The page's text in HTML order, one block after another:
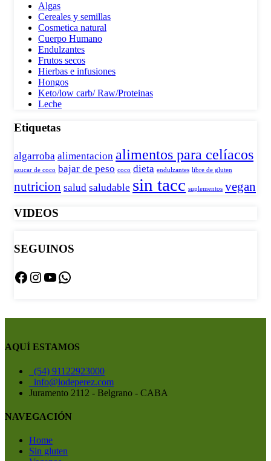
Algas
Cereales y semillas
Cosmetica natural
Cuerpo Humano
Endulzantes
Frutos secos
Hierbas e infusiones
Hongos
Keto/low carb/ Raw/Proteinas
Leche
Etiquetas
algarroba alimentacion alimentos para celíacos
azucar de coco bajar de peso coco dieta endulzantes libre de gluten
nutricion salud saludable sin tacc suplementos vegan
VIDEOS
SEGUINOS
Facebook Instagram YouTube WhatsApp
AQUÍ ESTAMOS
(54) 91122923000
info@lodeperez.com
Juramento 2112 - Belgrano - CABA
NAVEGACIÓN
Home
Sin gluten